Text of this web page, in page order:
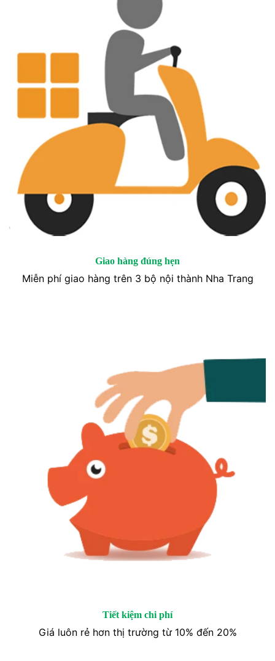
Giao hàng đúng hẹn
Miễn phí giao hàng trên 3 bộ nội thành Nha Trang
Tiết kiệm chi phí
Giá luôn rẻ hơn thị trường từ 10% đến 20%